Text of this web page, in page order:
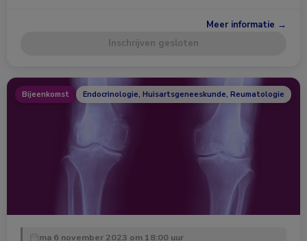
Meer informatie →
Inschrijven gesloten
Bijeenkomst Endocrinologie, Huisartsgeneeskunde, Reumatologie
ma 6 november 2023 om 18:00 uur